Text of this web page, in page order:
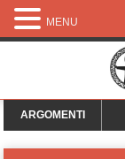
ARGOMENTI
MENU